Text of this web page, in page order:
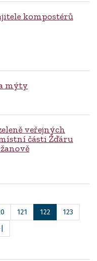
kompostérů
mýty
veřejných
části Žďáru
121 122
123